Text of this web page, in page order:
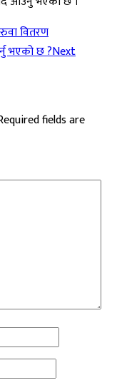
वितरण
भएको छ ?Next
fields are